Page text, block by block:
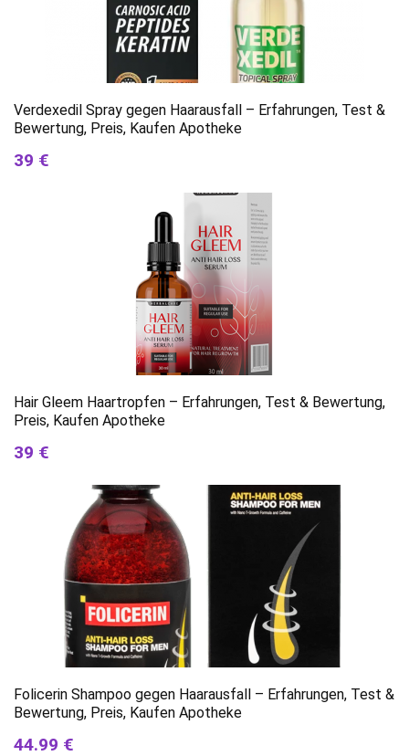
Verdexedil Spray gegen Haarausfall – Erfahrungen, Test &
Bewertung, Preis, Kaufen Apotheke
39 €
Hair Gleem Haartropfen – Erfahrungen, Test & Bewertung,
Preis, Kaufen Apotheke
39 €
Folicerin Shampoo gegen Haarausfall – Erfahrungen, Test &
Bewertung, Preis, Kaufen Apotheke
44.99 €